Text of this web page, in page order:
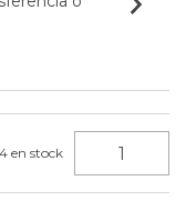
4 en stock